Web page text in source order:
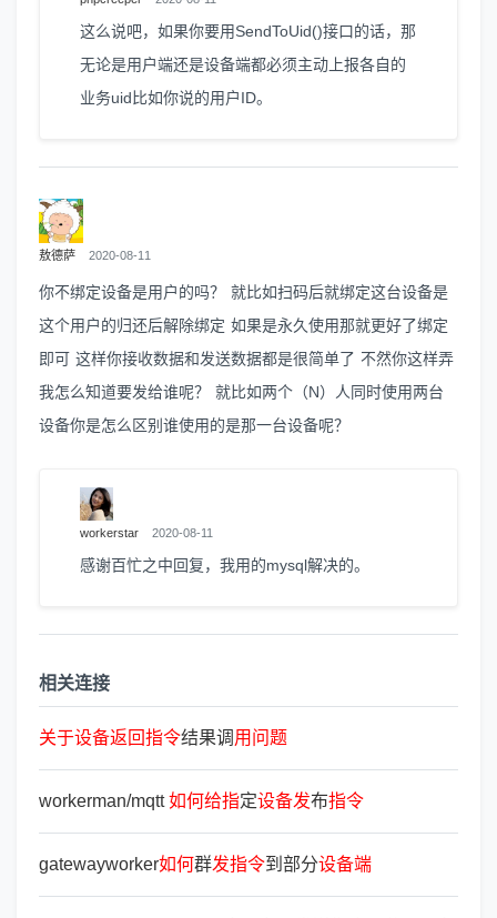
这么说吧，如果你要用SendToUid()接口的话，那
无论是用户端还是设备端都必须主动上报各自的
业务uid比如你说的用户ID。
敖德萨 2020-08-11
你不绑定设备是用户的吗？ 就比如扫码后就绑定这台设备是
这个用户的归还后解除绑定 如果是永久使用那就更好了绑定
即可 这样你接收数据和发送数据都是很简单了 不然你这样弄
我怎么知道要发给谁呢？ 就比如两个（N）人同时使用两台
设备你是怎么区别谁使用的是那一台设备呢？
workerstar 2020-08-11
感谢百忙之中回复，我用的mysql解决的。
相关连接
关于设备返回指令结果调 用 问题
workerman/mqtt如何给指定设备发布指令
gatewayworker如何群发指令到部分设备端